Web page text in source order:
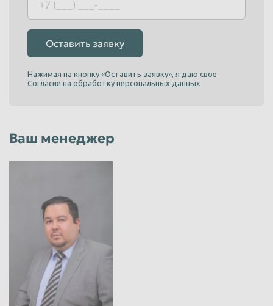
Оставить заявку
Нажимая на кнопку «Оставить заявку», я даю свое
Согласие на обработку персональных данных
Ваш менеджер